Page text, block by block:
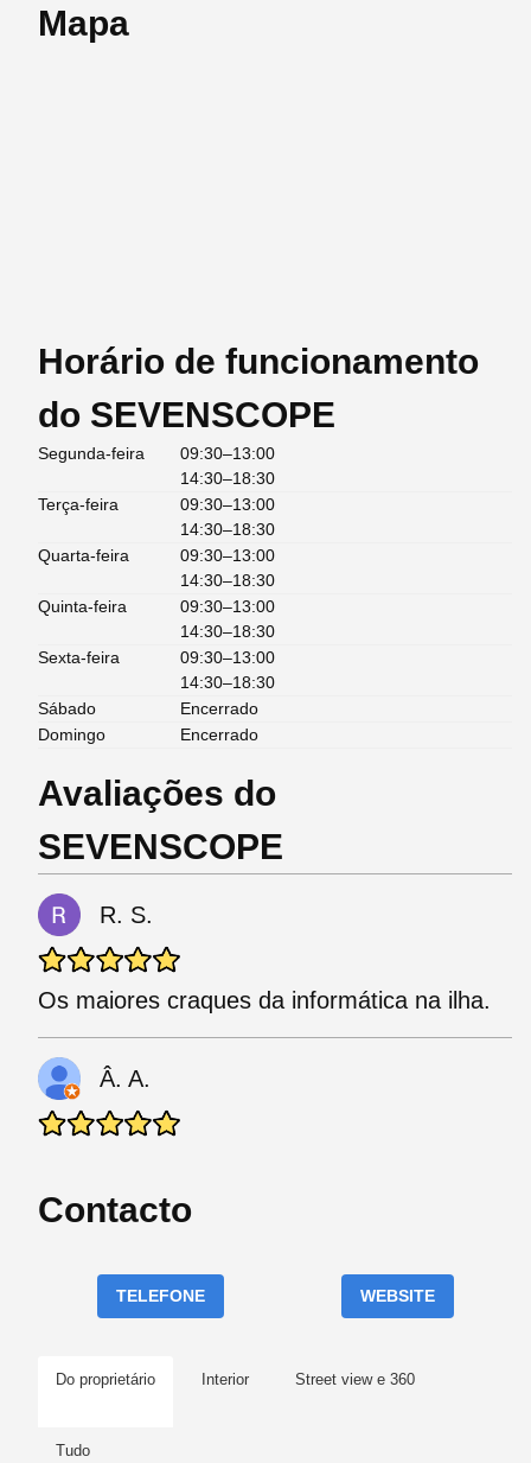
Mapa
Horário de funcionamento
do SEVENSCOPE
Segunda-feira
09:30–13:00
14:30–18:30
Terça-feira
09:30–13:00
14:30–18:30
Quarta-feira
09:30–13:00
14:30–18:30
Quinta-feira
09:30–13:00
14:30–18:30
Sexta-feira
09:30–13:00
14:30–18:30
Sábado
Encerrado
Domingo
Encerrado
Avaliações do
SEVENSCOPE
R. S.
Os maiores craques da informática na ilha.
Â. A.
Contacto
TELEFONE WEBSITE
Do proprietário Interior Street view e 360
Tudo